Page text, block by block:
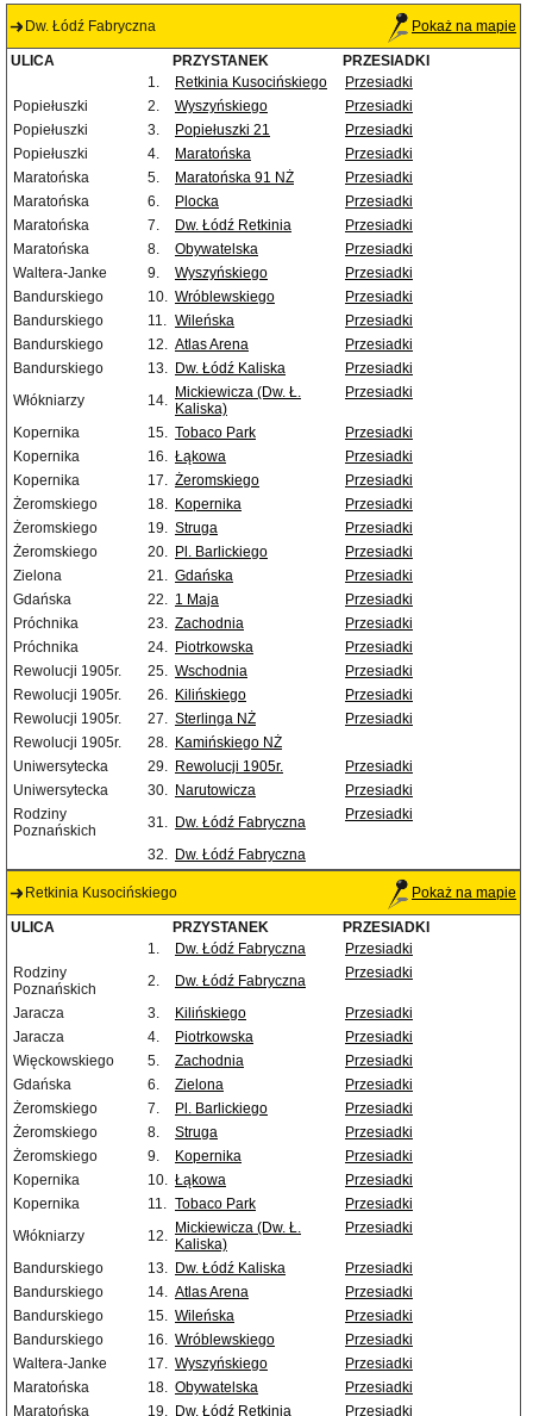
Dw. Łódź Fabryczna Pokaż na mapie
ULICA PRZYSTANEK
PRZESIADKI
1.
Retkinia Kusocińskiego
Przesiadki
Popiełuszki
2. Wyszyńskiego
Przesiadki
Popiełuszki
3. Popiełuszki 21
Przesiadki
Popiełuszki
4. Maratońska
Przesiadki
Maratońska
5. Maratońska 91 NŻ
Przesiadki
Maratońska
6. Plocka
Przesiadki
Maratońska
7. Dw. Łódź Retkinia
Przesiadki
Maratońska
8. Obywatelska
Przesiadki
Waltera-Janke
9. Wyszyńskiego
Przesiadki
Bandurskiego
10. Wróblewskiego
Przesiadki
Bandurskiego
11. Wileńska
Przesiadki
Bandurskiego
12. Atlas Arena
Przesiadki
Bandurskiego
13. Dw. Łódź Kaliska
Przesiadki
Włókniarzy
14. Mickiewicza (Dw. Ł.
Kaliska)
Przesiadki
Kopernika 15. Tobaco Park
Przesiadki
Kopernika
16. Łąkowa
Przesiadki
Kopernika
17. Żeromskiego
Przesiadki
Żeromskiego
18. Kopernika
Przesiadki
Żeromskiego
19. Struga
Przesiadki
Żeromskiego
20. Pl. Barlickiego
Przesiadki
Zielona
21. Gdańska
Przesiadki
Gdańska
22. 1 Maja
Przesiadki
Próchnika
23. Zachodnia
Przesiadki
Próchnika
24. Piotrkowska
Przesiadki
Rewolucji 1905r.
25. Wschodnia
Przesiadki
Rewolucji 1905r.
26. Kilińskiego
Przesiadki
Rewolucji 1905r.
27. Sterlinga NŻ
Przesiadki
Rewolucji 1905r.
28. Kamińskiego NŻ
Uniwersytecka
29. Rewolucji 1905r.
Przesiadki
Uniwersytecka
30. Narutowicza
Przesiadki
Rodziny
Poznańskich
31. Dw. Łódź Fabryczna Przesiadki
32. Dw. Łódź Fabryczna
Retkinia Kusocińskiego Pokaż na mapie
ULICA PRZYSTANEK
PRZESIADKI
1.
Dw. Łódź Fabryczna
Przesiadki
Rodziny
Poznańskich
2. Dw. Łódź Fabryczna Przesiadki
Jaracza 3. Kilińskiego
Przesiadki
Jaracza
4. Piotrkowska
Przesiadki
Więckowskiego
5. Zachodnia
Przesiadki
Gdańska
6. Zielona
Przesiadki
Żeromskiego
7. Pl. Barlickiego
Przesiadki
Żeromskiego
8. Struga
Przesiadki
Żeromskiego
9. Kopernika
Przesiadki
Kopernika
10. Łąkowa
Przesiadki
Kopernika
11. Tobaco Park
Przesiadki
Włókniarzy
12. Mickiewicza (Dw. Ł.
Kaliska)
Przesiadki
Bandurskiego 13. Dw. Łódź Kaliska
Przesiadki
Bandurskiego
14. Atlas Arena
Przesiadki
Bandurskiego
15. Wileńska
Przesiadki
Bandurskiego
16. Wróblewskiego
Przesiadki
Waltera-Janke
17. Wyszyńskiego
Przesiadki
Maratońska
18. Obywatelska
Przesiadki
Maratońska
19. Dw. Łódź Retkinia Przesiadki